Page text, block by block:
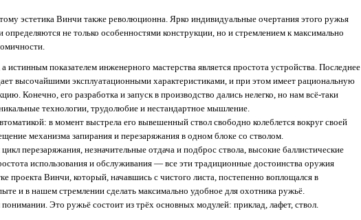
эстетика Винчи также революционна. Ярко индивидуальные очертания этого ружья
не только особенностями конструкции, но и стремлением к максимально
показателем инженерного мастерства является простота устройства. Последнее
высочайшими эксплуатационными характеристиками, и при этом имеет рациональную
Конечно, его разработка и запуск в производство дались нелегко, но нам всё-таки
технологии, трудолюбие и нестандартное мышление.
в момент выстрела его вывешенный ствол свободно колеблется вокруг своей
механизма запирания и перезаряжания в одном блоке со стволом.
перезаряжания, незначительные отдача и подброс ствола, высокие баллистические
использования и обслуживания — все эти традиционные достоинства оружия
проекта Винчи, который, начавшись с чистого листа, постепенно воплощался в
и в нашем стремлении сделать максимально удобное для охотника ружьё.
Это ружьё состоит из трёх основных модулей: приклад, лафет, ствол.